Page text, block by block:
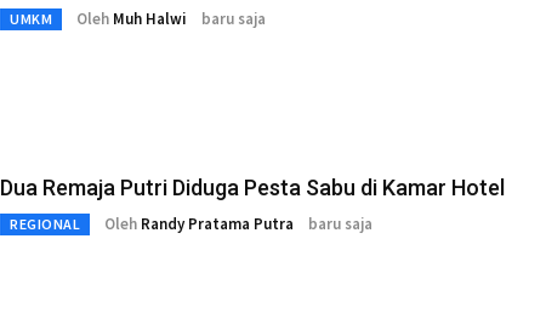
UMKM Oleh Muh Halwi baru saja
Dua Remaja Putri Diduga Pesta Sabu di Kamar Hotel
REGIONAL Oleh Randy Pratama Putra baru saja